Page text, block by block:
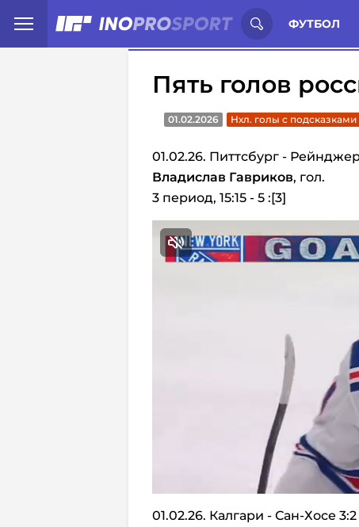
ФУТБОЛ
Иностранцы о спорте России:
Пять голов
01.02.2026 Нхл. голы с подсказками
01.02.26. Питтсбург -
Владислав Гавриков, гол.
3 период, 15:15 - 5 :[3]
01.02.26. Калгари - Сан-Хосе 3:2